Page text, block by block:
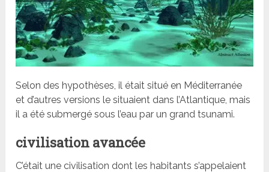
Selon des hypothèses, il était situé en Méditerranée
et d’autres versions le situaient dans l’Atlantique, mais
il a été submergé sous l’eau par un grand tsunami.
civilisation avancée
C’était une civilisation dont les habitants s’appelaient